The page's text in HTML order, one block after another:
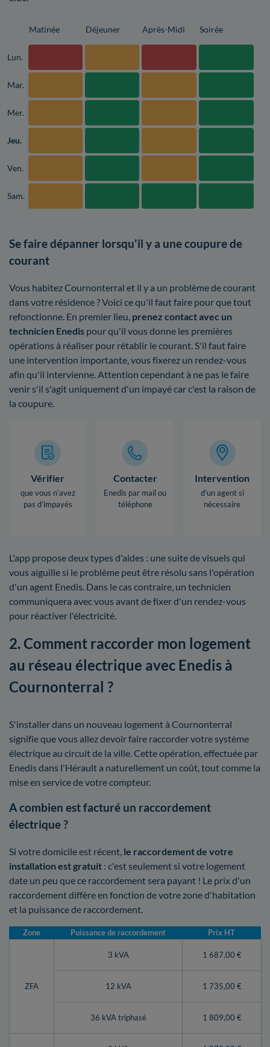
Matinée Déjeuner Après-Midi Soirée
Lun.
Mar.
Mer.
Jeu.
Ven.
Sam.
Se faire dépanner lorsqu'il y a une coupure de
courant
Vous habitez Cournonterral et il y a un problème de courant
dans votre résidence ? Voici ce qu'il faut faire pour que tout
refonctionne. En premier lieu, prenez contact avec un
technicien Enedis pour qu'il vous donne les premières
opérations à réaliser pour rétablir le courant. S'il faut faire
une intervention importante, vous fixerez un rendez-vous
afin qu'il intervienne. Attention cependant à ne pas le faire
venir s'il s'agit uniquement d'un impayé car c'est la raison de
la coupure.
Vérifier
que vous n’avez
pas d’impayés
Contacter
Enedis par mail ou
téléphone
Intervention
d’un agent si
nécessaire
L'app propose deux types d'aides : une suite de visuels qui
vous aiguille si le problème peut être résolu sans l'opération
d'un agent Enedis. Dans le cas contraire, un technicien
communiquera avec vous avant de fixer d'un rendez-vous
pour réactiver l'électricité.
2. Comment raccorder mon logement
au réseau électrique avec Enedis à
Cournonterral ?
S'installer dans un nouveau logement à Cournonterral
signifie que vous allez devoir faire raccorder votre système
électrique au circuit de la ville. Cette opération, effectuée par
Enedis dans l'Hérault a naturellement un coût, tout comme la
mise en service de votre compteur.
A combien est facturé un raccordement
électrique ?
Si votre domicile est récent, le raccordement de votre
installation est gratuit : c'est seulement si votre logement
date un peu que ce raccordement sera payant ! Le prix d'un
raccordement diffère en fonction de votre zone d'habitation
et la puissance de raccordement.
Zone Puissance de raccordement Prix HT
ZFA
3 kVA 1 687,00 €
12 kVA 1 735,00 €
36 kVA triphasé 1 809,00 €